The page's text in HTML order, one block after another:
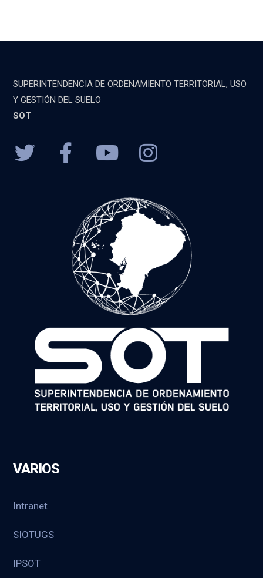
SUPERINTENDENCIA DE ORDENAMIENTO TERRITORIAL, USO
Y GESTIÓN DEL SUELO
SOT
VARIOS
Intranet
SIOTUGS
IPSOT